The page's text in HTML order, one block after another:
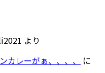
より
カレーがぁ、、、、
に